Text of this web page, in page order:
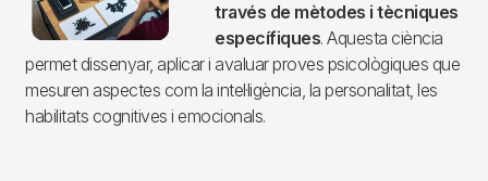
través de mètodes i tècniques
específiques. Aquesta ciència
permet dissenyar, aplicar i avaluar proves psicològiques que
mesuren aspectes com la intel·ligència, la personalitat, les
habilitats cognitives i emocionals.